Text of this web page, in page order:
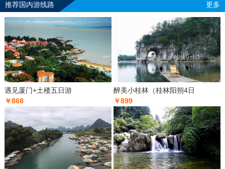
推荐国内游线路
更多
遇见厦门+土楼五日游
￥868
醉美小桂林（桂林阳朔4日
￥899